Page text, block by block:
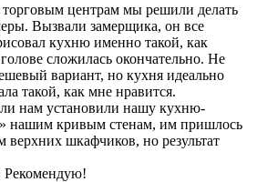
центрам мы решили делать
Вызвали замерщика, он все
кухню именно такой, как
сложилась окончательно. Не
вариант, но кухня идеально
такой, как мне нравится.
нам установили нашу кухню-
нашим кривым стенам, им пришлось
верхних шкафчиков, но результат
Рекомендую!